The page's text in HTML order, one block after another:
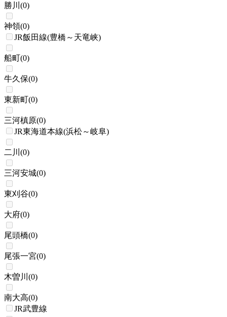
勝川 (0)
神領(0)
JR飯田線(豊橋～天竜峡)
船町(0)
牛久保(0)
東新町(0)
三河槙原(0)
JR東海道本線(浜松～岐阜)
二川 (0)
三河安城(0)
東刈谷(0)
大府(0)
尾頭橋(0)
尾張一宮(0)
木曽川 (0)
南大高(0)
JR武豊線